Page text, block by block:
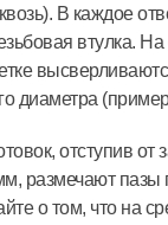
В каждое
втулка.
диаметра
отступив от
размечают пазы
о том, что на